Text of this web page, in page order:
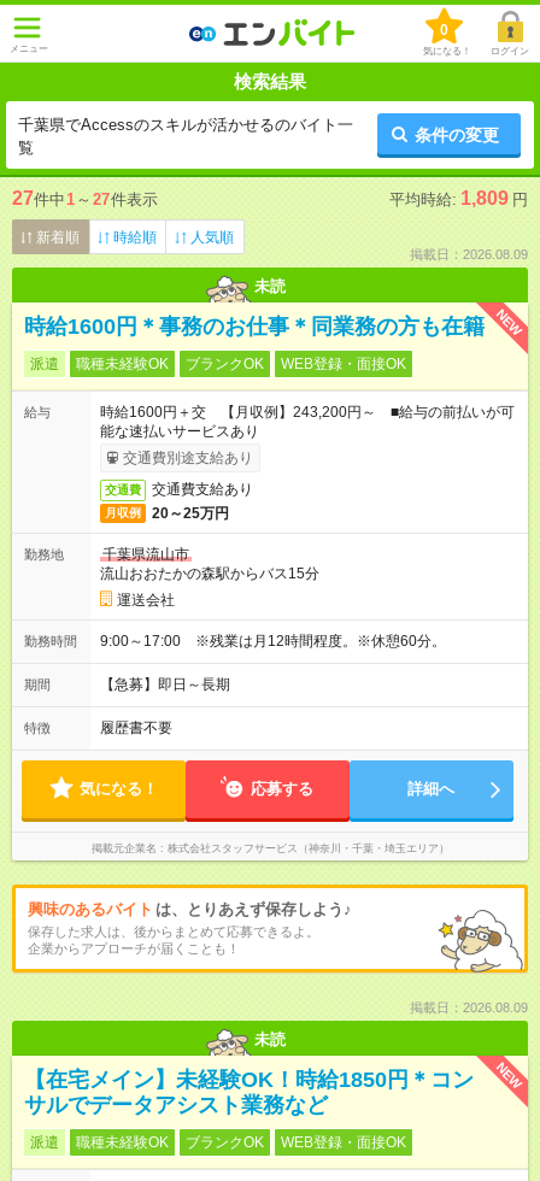
メニュー
0
気になる！ ログイン
検索結果
千葉県でAccessのスキルが活かせるのバイト一
覧
条件の変更
27件中1 ～ 27件表示 平均時給: 1,809 円
新着順 時給順 人気順
掲載日：2026.08.09
未読
NEW
時給1600円＊事務のお仕事＊同業務の方も在籍
派遣 職種未経験OK ブランクOK WEB登録・面接OK
給与
時給1600円＋交 【月収例】243,200円～ ■給与の前払いが可
能な速払いサービスあり
交通費別途支給あり
交通費 交通費支給あり
月収例 20～25万円
勤務地
千葉県流山市
流山おおたかの森駅からバス15分
運送会社
勤務時間 9:00～17:00 ※残業は月12時間程度。※休憩60分。
期間 【急募】即日～長期
特徴 履歴書不要
気になる！ 応募する 詳細へ
掲載元企業名 株式会社スタッフサービス（神奈川・千葉・埼玉エリア）
興味のあるバイト は、とりあえず保存しよう♪
保存した求人は、後からまとめて応募できるよ。
企業からアプローチが届くことも！
掲載日：2026.08.09
未読
NEW
【在宅メイン】未経験OK！時給1850円＊コン
サルでデータアシスト業務など
派遣 職種未経験OK ブランクOK WEB登録・面接OK